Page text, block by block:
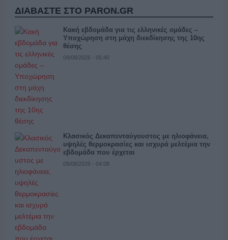
ΔΙΑΒΑΣΤΕ ΣΤΟ PARON.GR
Κακή εβδομάδα για τις ελληνικές ομάδες –
Υποχώρηση στη μάχη διεκδίκησης της 10ης
θέσης
09/08/2026 - 05:40
Κλασικός Δεκαπενταύγουστος με ηλιοφάνεια,
υψηλές θερμοκρασίες και ισχυρά μελτέμια την
εβδομάδα που έρχεται
09/08/2026 - 04:08